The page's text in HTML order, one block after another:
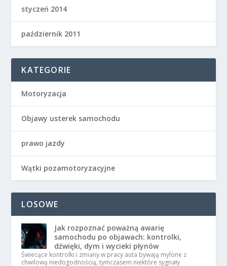
styczeń 2014
październik 2011
KATEGORIE
Motoryzacja
Objawy usterek samochodu
prawo jazdy
Wątki pozamotoryzacyjne
LOSOWE
Jak rozpoznać poważną awarię
samochodu po objawach: kontrolki,
dźwięki, dym i wycieki płynów
Świecące kontrolki i zmiany w pracy auta bywają mylone z
chwilową niedogodnością, tymczasem niektóre sygnały